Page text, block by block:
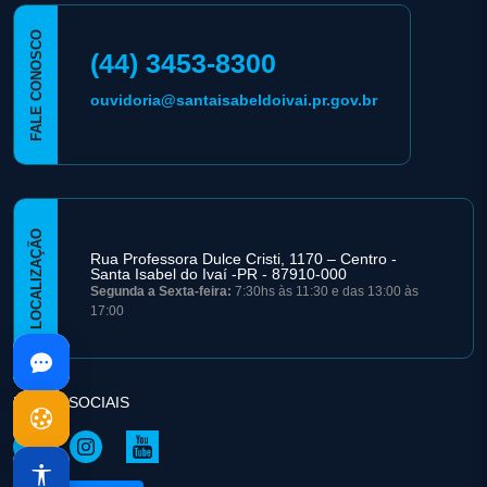
FALE CONOSCO (44) 3453-8300
ouvidoria@santaisabeldoivai.pr.gov.br
LOCALIZAÇÃO
Rua Professora Dulce Cristi, 1170 – Centro -
Santa Isabel do Ivaí -PR - 87910-000
Segunda a Sexta-feira: 7:30hs às 11:30 e das 13:00 às
17:00
REDES SOCIAIS